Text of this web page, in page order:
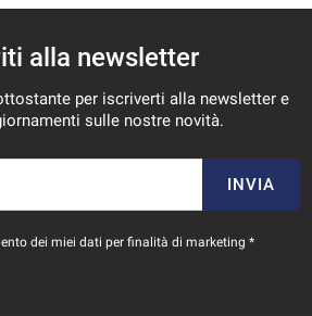
alla newsletter
per iscriverti alla newsletter e
sulle nostre novità.
INVIA
dei miei dati per finalità di marketing *